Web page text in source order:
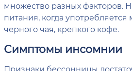
множество разных факторов.
питания, когда употребляется
черного чая, крепкого кофе.
Симптомы инсомнии
Признаки бессонницы